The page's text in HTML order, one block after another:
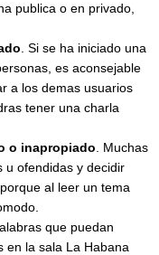
publica o en privado,
. Si se ha iniciado una
es aconsejable
a los demas usuarios
tener una charla
o inapropiado . Muchas
u ofendidas y decidir
al leer un tema
que puedan
en la sala La Habana